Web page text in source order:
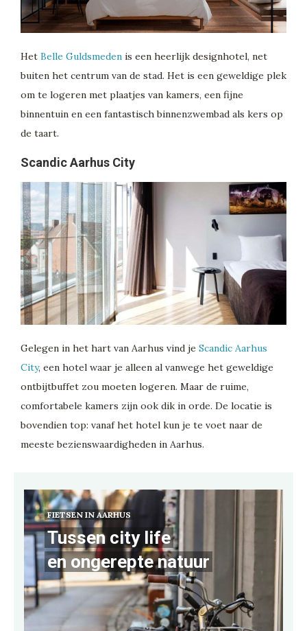
Het Belle Guldsmeden is een heerlijk designhotel, net
buiten het centrum van de stad. Het is een geweldige plek
om te logeren met plaatjes van kamers, een fijne
binnentuin en een fantastisch binnenzwembad als kers op
de taart.
Scandic Aarhus City
Gelegen in het hart van Aarhus vind je Scandic Aarhus
City, een hotel waar je alleen al vanwege het geweldige
ontbijtbuffet zou moeten logeren. Maar de ruime,
comfortabele kamers zijn ook dik in orde. De locatie is
bovendien top: vanaf het hotel kun je te voet naar de
meeste bezienswaardigheden in Aarhus.
FIETSEN IN AARHUS
Tussen city life
en ongerepte natuur